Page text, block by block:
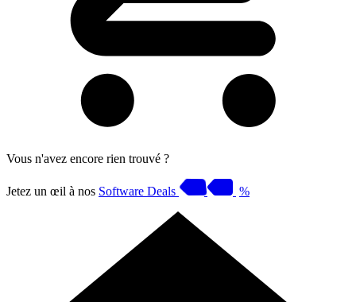
Vous n'avez encore rien trouvé ?
Jetez un œil à nos Software Deals %